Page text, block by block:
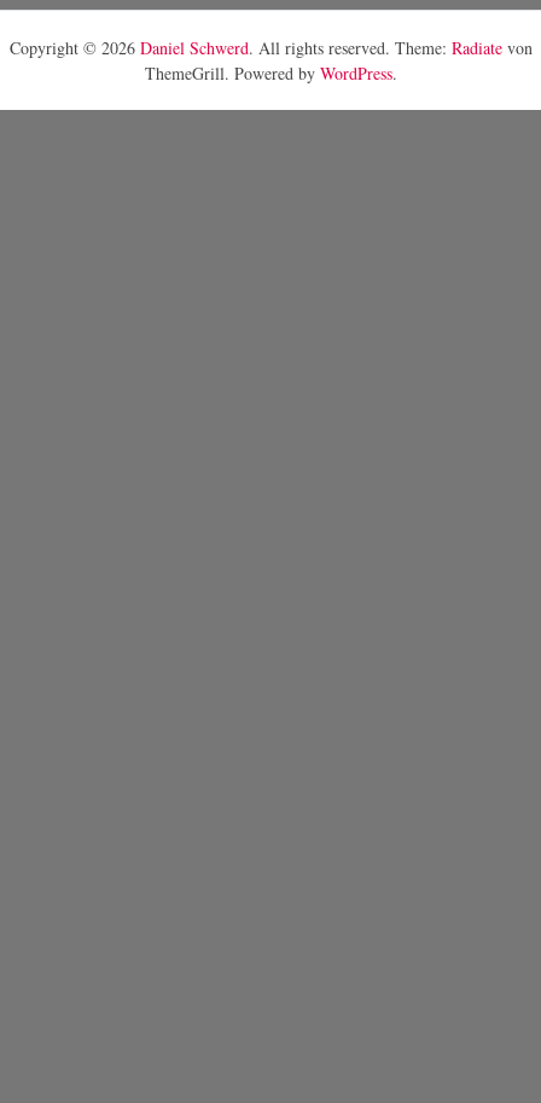
Copyright © 2026 Daniel Schwerd. All rights reserved. Theme: Radiatevon
ThemeGrill. Powered by WordPress.